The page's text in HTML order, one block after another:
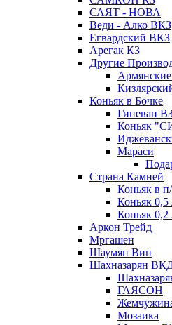
САЯТ - НОВА
Веди - Алко ВКЗ
Егвардский ВКЗ
Арегак КЗ
Другие
Коньяк в Бочке
Гиневан
Коньяк
Мараси
Страна Камней
Коньяк в
Коньяк 0,5
Коньяк 0,2
Аркон Трейд
Мргашен
Шаумян Вин
Шахназарян
ГАЯСОН
Мозаика